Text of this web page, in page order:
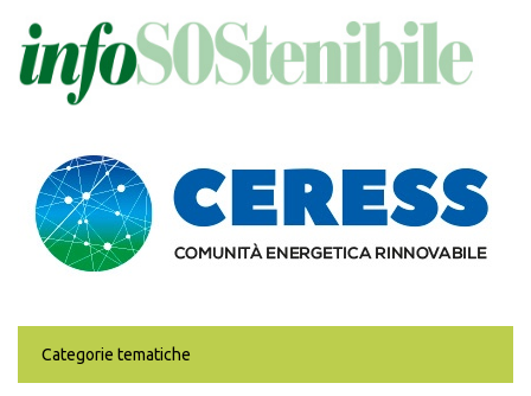
contenuto
principale
Categorie tematiche